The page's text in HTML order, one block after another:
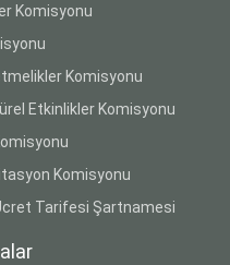
Komisyonu
Komisyonu
Etkinlikler Komisyonu
Komisyonu
Tarifesi Şartnamesi